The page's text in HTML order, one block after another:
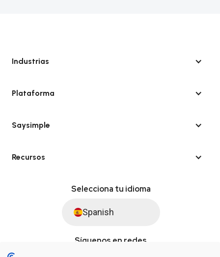
Industrias
Plataforma
Saysimple
Recursos
Selecciona tu idioma
Spanish
Síguenos en redes